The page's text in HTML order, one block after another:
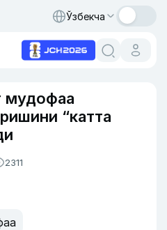
Ўзбекча
мудофаа
“катта
2311